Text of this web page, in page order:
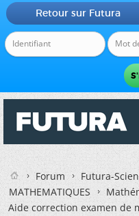
Retour sur Futura
Forum
Futura-
MATHEMATIQUES
Aide correction examen de